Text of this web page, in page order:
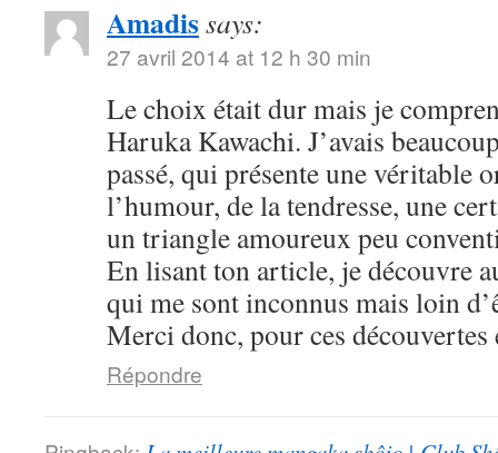
Amadissays:
27 avril 2014 at 12 h 30 min
Le choix était dur mais je
Haruka Kawachi. J’avais
passé, qui présente une véritable
l’humour, de la tendresse, une
un triangle amoureux peu
En lisant ton article, je découvre
qui me sont inconnus mais loin
Merci donc, pour ces
Répondre